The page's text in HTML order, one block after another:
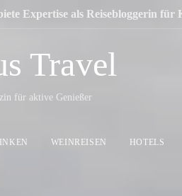
Expertise als Reisebloggerin für
Travel
für aktive Genießer
WEINREISEN HOTELS